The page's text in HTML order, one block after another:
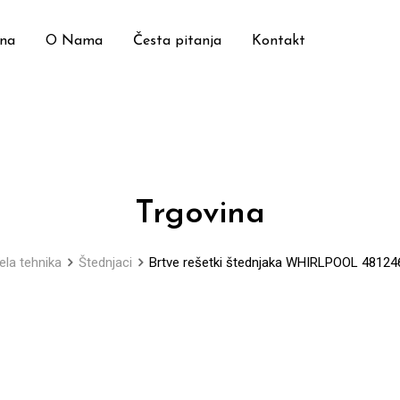
O Nama Česta pitanja Kontakt
Trgovina
tehnika Štednjaci Brtve rešetki štednjaka WHIRLPOOL